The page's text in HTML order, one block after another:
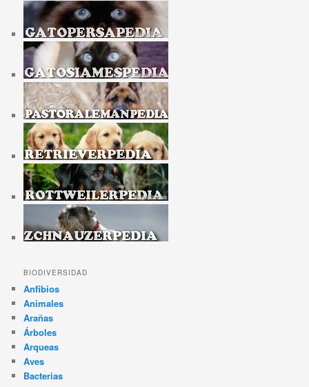
BIODIVERSIDAD
Anfibios
Animales
Arañas
Árboles
Arqueas
Aves
Bacterias